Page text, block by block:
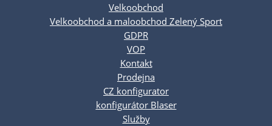
Velkoobchod
Velkoobchod a maloobchod Zelený Sport
GDPR
VOP
Kontakt
Prodejna
CZ konfigurator
konfigurátor Blaser
Služby